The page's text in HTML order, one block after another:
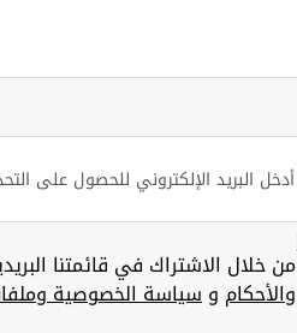
من خلال الاشتراك في قائمتنا
والأحكام وسياسة الخصوصية